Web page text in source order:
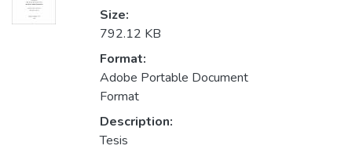
Size:
792.12 KB
Format:
Adobe Portable Document
Format
Description:
Tesis